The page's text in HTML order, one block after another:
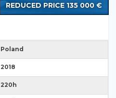
REDUCED PRICE 135 000 €
Poland
2018
220h